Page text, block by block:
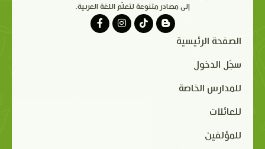
إلى مصادر متنوعة لتعلّم اللغة العربية.
الصفحة الرئيسية
سجّل الدخول
للمدارس الخاصة
للعائلات
للمؤلفين